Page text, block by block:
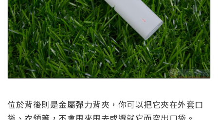
位於背後則是金屬彈力背夾，你可以把它夾在外套口